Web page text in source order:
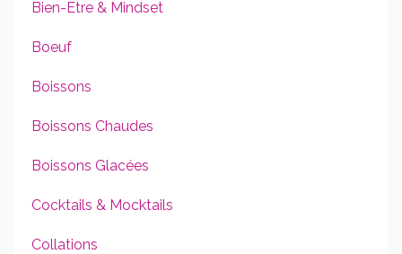
Bien-Être & Mindset
Boeuf
Boissons
Boissons Chaudes
Boissons Glacées
Cocktails & Mocktails
Collations